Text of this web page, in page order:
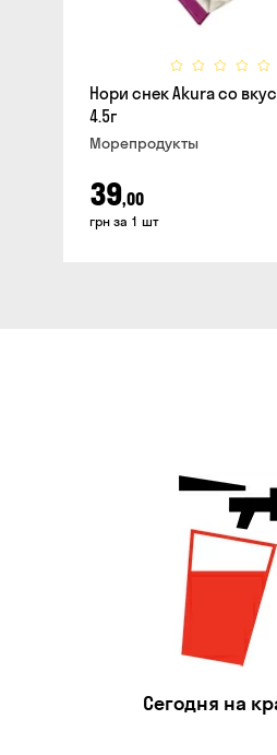
Нори снек Akura со
4.5г
Морепродукты
39,00
грн за 1 шт
Сегодня на